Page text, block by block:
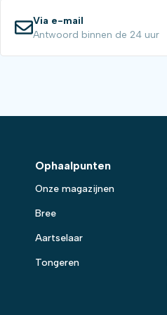
Via e-mail
Antwoord binnen de 24 uur
Ophaalpunten
Onze magazijnen
Bree
Aartselaar
Tongeren